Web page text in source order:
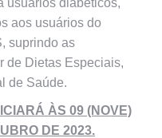
usuários diabéticos,
aos usuários do
suprindo as
de Dietas Especiais,
de Saúde.
ÀS 09 (NOVE)
DE 2023.